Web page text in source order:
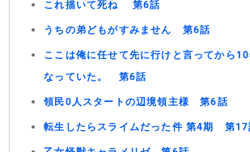
これ描いて死ね 第6話
うちの弟どもがすみません 第6話
ここは俺に任せて先に行けと言ってから
なっていた。 第6話
領民0人スタートの辺境領主様 第6話
転生したらスライムだった件 第4期 第17